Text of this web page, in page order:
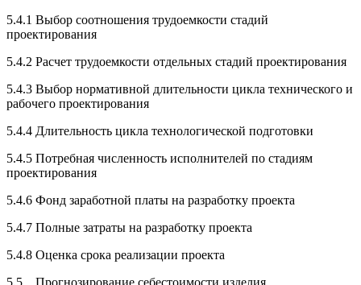
5.4.1 Выбор соотношения трудоемкости стадий
проектирования
5.4.2 Расчет трудоемкости отдельных стадий проектирования
5.4.3 Выбор нормативной длительности цикла технического и
рабочего проектирования
5.4.4 Длительность цикла технологической подготовки
5.4.5 Потребная численность исполнителей по стадиям
проектирования
5.4.6 Фонд заработной платы на разработку проекта
5.4.7 Полные затраты на разработку проекта
5.4.8 Оценка срока реализации проекта
5.5 Прогнозирование себестоимости изделия